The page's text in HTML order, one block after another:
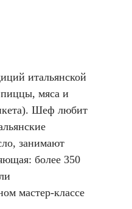
итальянской
мяса и
Шеф любит
занимают
более 350
мастер-классе